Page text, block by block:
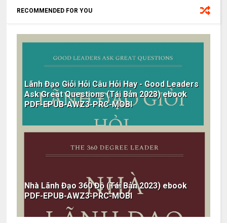
RECOMMENDED FOR YOU
Lãnh Đạo Giỏi Hỏi Câu Hỏi Hay - Good Leaders
Ask Great Questions (Tái Bản 2023) ebook
PDF-EPUB-AWZ3-PRC-MOBI
Nhà Lãnh Đạo 360 Độ (Tái Bản 2023) ebook
PDF-EPUB-AWZ3-PRC-MOBI